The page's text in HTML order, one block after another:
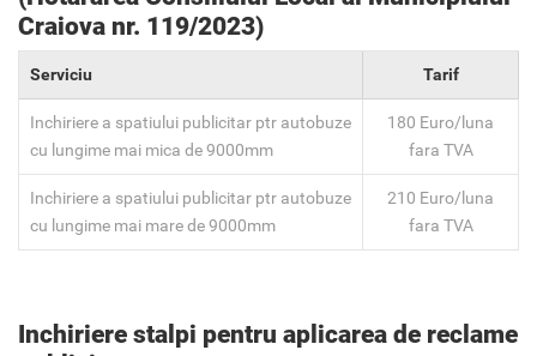
Craiova nr. 119/2023)
Serviciu Tarif
Inchiriere a spatiului publicitar ptr autobuze
cu lungime mai mica de 9000mm
180 Euro/luna
fara TVA
Inchiriere a spatiului publicitar ptr autobuze
cu lungime mai mare de 9000mm
210 Euro/luna
fara TVA
Inchiriere stalpi pentru aplicarea de reclame